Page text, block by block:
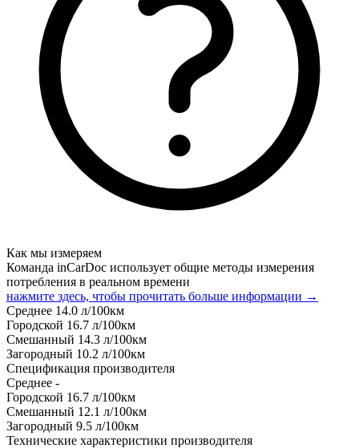
Как мы измеряем
Команда inCarDoc использует общие методы измерения
потребления в реальном времени
нажмите здесь, чтобы прочитать больше информации →
Среднее 14.0 л/100км
Городской 16.7 л/100км
Смешанный 14.3 л/100км
Загородный 10.2 л/100км
Спецификация производителя
Среднее -
Городской 16.7 л/100км
Смешанный 12.1 л/100км
Загородный 9.5 л/100км
Технические характеристики производителя